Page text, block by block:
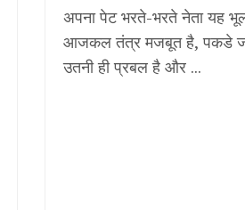
अपना पेट भरते-भरते नेता यह
आजकल तंत्र मजबूत है, पकडे
उतनी ही प्रबल है और ...